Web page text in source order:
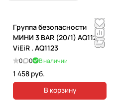
Группа безопасности
МИНИ 3 BAR (20/1) AQ1123
ViEiR . AQ1123
0 0 В наличии
1 458 руб.
В корзину